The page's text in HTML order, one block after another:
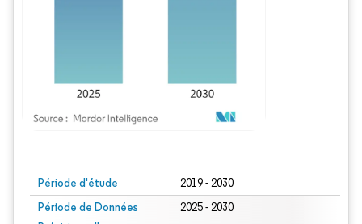
Période d'étude 2019 - 2030
Période de Données
2025 - 2030